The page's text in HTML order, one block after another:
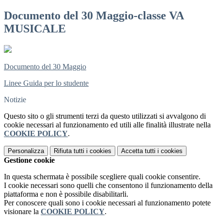
Documento del 30 Maggio-classe VA
MUSICALE
Documento del 30 Maggio
Linee Guida per lo studente
Notizie
Questo sito o gli strumenti terzi da questo utilizzati si avvalgono di
cookie necessari al funzionamento ed utili alle finalità illustrate nella
COOKIE POLICY.
Personalizza Rifiuta tutti i cookies Accetta tutti i cookies
Gestione cookie
In questa schermata è possibile scegliere quali cookie consentire.
I cookie necessari sono quelli che consentono il funzionamento della
piattaforma e non è possibile disabilitarli.
Per conoscere quali sono i cookie necessari al funzionamento potete
visionare la COOKIE POLICY.